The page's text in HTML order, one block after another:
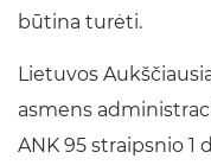
būtina turėti.
Lietuvos
asmens
ANK 95 straipsnio 1